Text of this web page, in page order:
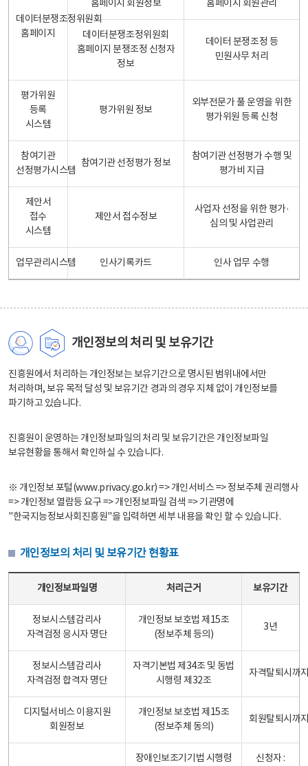
데이터분쟁조정위원회
홈페이지
홈페이지 회원정보
홈페이지 회원관리
데이터분쟁조정위원회
홈페이지 분쟁조정 신청자
정보
데이터 분쟁조정 등
민원사무 처리
평가위원
등록
시스템
평가위원 정보
외부전문가 풀 운영을 위한
평가위원 등록 신청
참여기관
선정평가시스템
참여기관 선정평가 정보
참여기관 선정평가 수행 및
평가비 지급
제안서
접수
시스템
제안서 접수정보
사업자 선정을 위한 평가·
심의 및 사업관리
업무관리시스템 인사기록카드 인사 업무 수행
개인정보의 처리 및 보유기간
진흥원에서 처리하는 개인정보는 보유기간으로 명시된 범위내에서만
처리하며, 보유 목적 달성 및 보유기간 경과의 경우 지체 없이 개인정보를
파기하고 있습니다.
진흥원이 운영하는 개인정보파일의 처리 및 보유기간은 개인정보파일
보유현황을 통해서 확인하실 수 있습니다.
※ 개인정보 포털(www.privacy.go.kr) => 개인서비스 => 정보주체 권리행사
=> 개인정보 열람등 요구 => 개인정보파일 검색 => 기관명에
"한국지능정보사회진흥원"을 입력하면 세부 내용을 확인 할 수 있습니다.
개인정보의 처리 및 보유기간 현황표
개인정보파일명 처리근거 보유기간
정보시스템감리사
자격검정 응시자 명단
개인정보 보호법 제15조
(정보주체 등의)
3년
정보시스템감리사
자격검정 합격자 명단
자격기본법 제34조 및 동법
시행령 제32조
자격탈퇴시까
디지털서비스 이용지원
회원정보
개인정보 보호법 제15조
(정보주체 동의)
회원탈퇴시까
장애인보조기기법 시행령
신청자 :